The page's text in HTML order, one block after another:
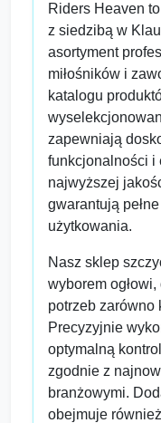
Riders Heaven
z siedzibą w
asortyment
miłośników i
katalogu
zapewniają
funkcjonalności i
najwyższej
gwarantują
użytkowania.
Nasz sklep
wyborem
potrzeb zarówno
Precyzyjnie
optymalną
zgodnie z
branżowymi.
obejmuje